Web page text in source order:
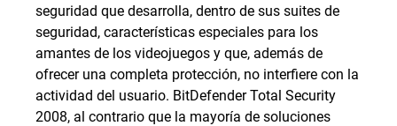
seguridad que desarrolla, dentro de sus suites de
seguridad, características especiales para los
amantes de los videojuegos y que, además de
ofrecer una completa protección, no interfiere con la
actividad del usuario. BitDefender Total Security
2008, al contrario que la mayoría de soluciones